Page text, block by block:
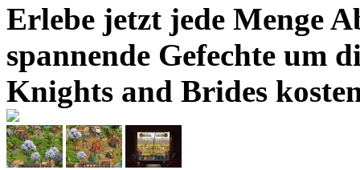
Erlebe jetzt jede Menge
spannende Gefechte um
Knights and Brides